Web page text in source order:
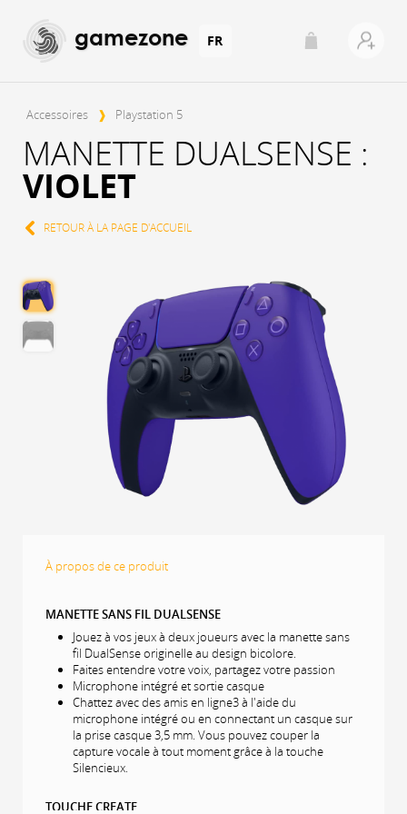
gamezone FR
Accessoires ❱ Playstation 5
MANETTE DUALSENSE :
VIOLET
RETOUR À LA PAGE D'ACCUEIL
À propos de ce produit
MANETTE SANS FIL DUALSENSE
Jouez à vos jeux à deux joueurs avec la manette sans
fil DualSense originelle au design bicolore.
Faites entendre votre voix, partagez votre passion
Microphone intégré et sortie casque
Chattez avec des amis en ligne3 à l'aide du
microphone intégré ou en connectant un casque sur
la prise casque 3,5 mm. Vous pouvez couper la
capture vocale à tout moment grâce à la touche
Silencieux.
TOUCHE CREATE